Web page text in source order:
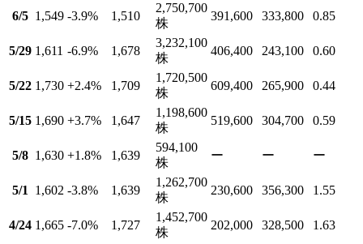
6/5 1,549 -3.9% 1,510
2,750,700
株
391,600 333,800 0.85
5/29 1,611 -6.9% 1,678
3,232,100
株
406,400 243,100 0.60
5/22 1,730 +2.4% 1,709
1,720,500
株
609,400 265,900 0.44
5/15 1,690 +3.7% 1,647
1,198,600
株
519,600 304,700 0.59
5/8 1,630 +1.8% 1,639
594,100
株
ー ー ー
5/1 1,602 -3.8% 1,639
1,262,700
株
230,600 356,300 1.55
4/24 1,665 -7.0% 1,727
1,452,700
株
202,000 328,500 1.63